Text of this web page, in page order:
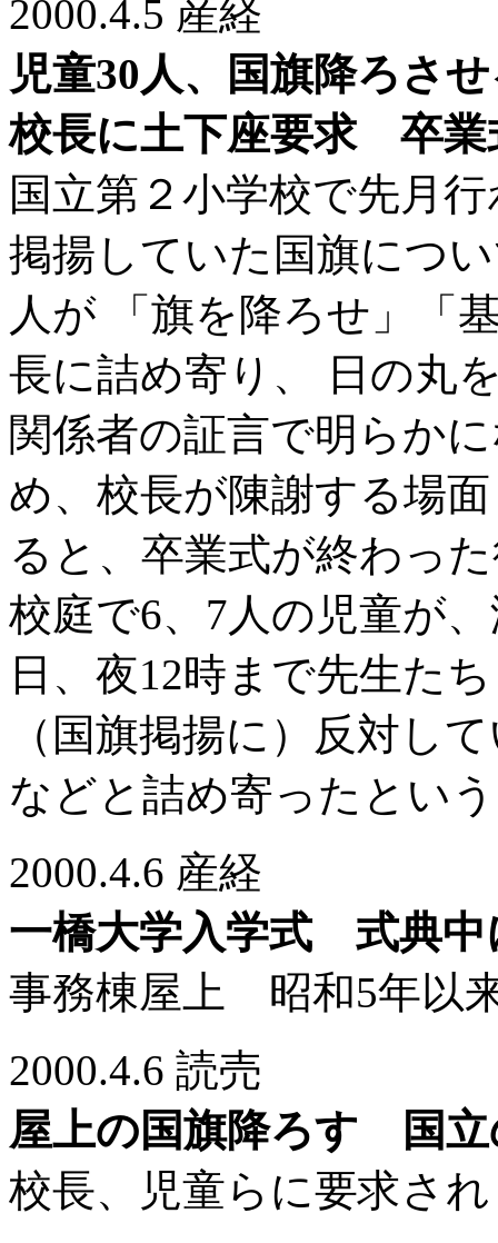
2000.4.5 産経
児童30人、国旗降ろさ
校長に土下座要求 卒
国立第２小学校で先月
掲揚していた国旗につ
人が 「旗を降ろせ」「
長に詰め寄り、 日の丸
関係者の証言で明らか
め、校長が陳謝する場
ると、卒業式が終わっ
校庭で6、7人の児童が
日、夜12時まで先生た
（国旗掲揚に）反対し
などと詰め寄ったとい
2000.4.6 産経
一橋大学入学式 式典中
事務棟屋上 昭和5年以
2000.4.6 読売
屋上の国旗降ろす 国立
校長、児童らに要求さ